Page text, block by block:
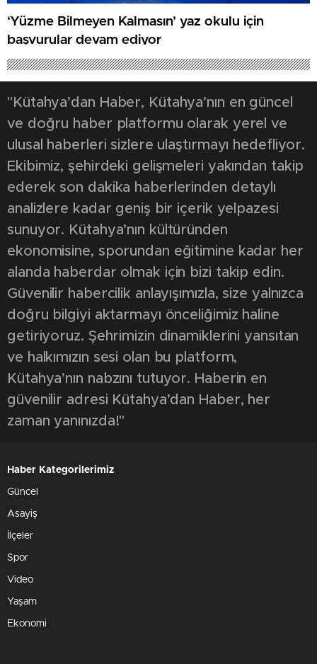
‘Yüzme Bilmeyen Kalmasın’ yaz okulu için
başvurular devam ediyor
"Kütahya’dan Haber, Kütahya’nın en güncel
ve doğru haber platformu olarak yerel ve
ulusal haberleri sizlere ulaştırmayı hedefliyor.
Ekibimiz, şehirdeki gelişmeleri yakından takip
ederek son dakika haberlerinden detaylı
analizlere kadar geniş bir içerik yelpazesi
sunuyor. Kütahya’nın kültüründen
ekonomisine, sporundan eğitimine kadar her
alanda haberdar olmak için bizi takip edin.
Güvenilir habercilik anlayışımızla, size yalnızca
doğru bilgiyi aktarmayı önceliğimiz haline
getiriyoruz. Şehrimizin dinamiklerini yansıtan
ve halkımızın sesi olan bu platform,
Kütahya’nın nabzını tutuyor. Haberin en
güvenilir adresi Kütahya’dan Haber, her
zaman yanınızda!"
Haber Kategorilerimiz
Güncel
Asayiş
İlçeler
Spor
Video
Yaşam
Ekonomi